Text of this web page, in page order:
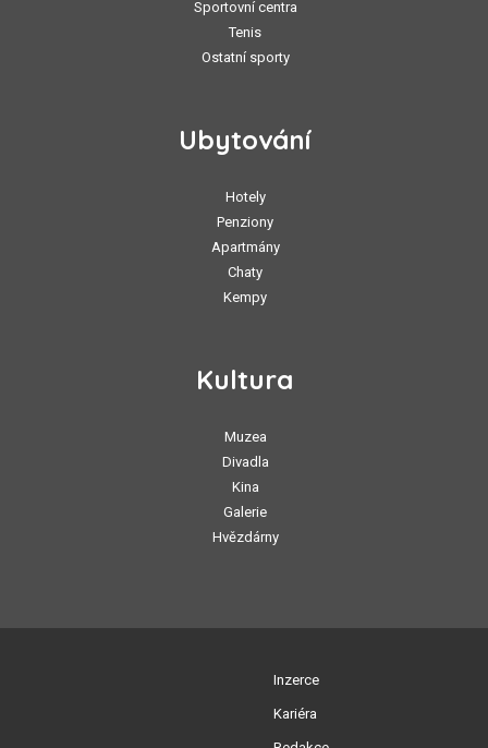
Sportovní centra
Tenis
Ostatní sporty
Ubytování
Hotely
Penziony
Apartmány
Chaty
Kempy
Kultura
Muzea
Divadla
Kina
Galerie
Hvězdárny
Inzerce
Kariéra